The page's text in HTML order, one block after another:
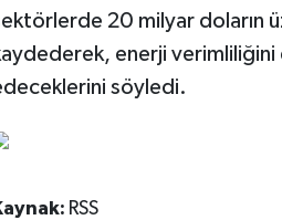
20 milyar doların
enerji verimliliğini
söyledi.
RSS